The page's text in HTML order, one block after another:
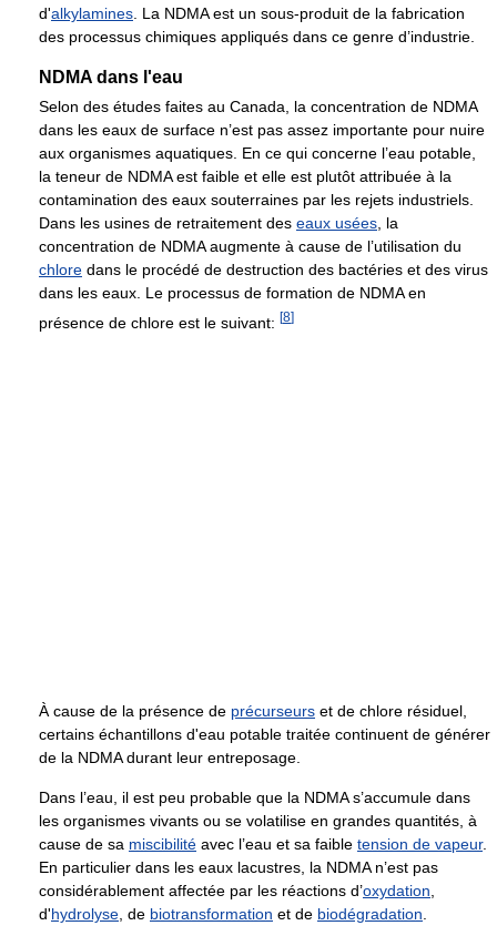
d'alkylamines . La NDMA est un sous-produit de la fabrication
des processus chimiques appliqués dans ce genre d’industrie.
NDMA dans l'eau
Selon des études faites au Canada, la concentration de NDMA
dans les eaux de surface n’est pas assez importante pour nuire
aux organismes aquatiques. En ce qui concerne l’eau potable,
la teneur de NDMA est faible et elle est plutôt attribuée à la
contamination des eaux souterraines par les rejets industriels.
Dans les usines de retraitement des eaux usées , la
concentration de NDMA augmente à cause de l’utilisation du
chlore dans le procédé de destruction des bactéries et des virus
dans les eaux. Le processus de formation de NDMA en
présence de chlore est le suivant: [8]
À cause de la présence de précurseurs et de chlore résiduel,
certains échantillons d'eau potable traitée continuent de générer
de la NDMA durant leur entreposage.
Dans l’eau, il est peu probable que la NDMA s’accumule dans
les organismes vivants ou se volatilise en grandes quantités, à
cause de sa miscibilité avec l’eau et sa faible tension de vapeur.
En particulier dans les eaux lacustres, la NDMA n’est pas
considérablement affectée par les réactions d’oxydation,
d'hydrolyse, de biotransformation et de biodégradation.